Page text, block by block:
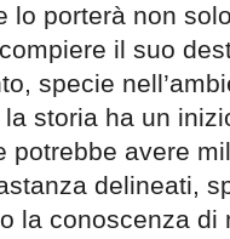
lo porterà non
il suo
specie
storia ha un
potrebbe avere
delineati,
la conoscenza di